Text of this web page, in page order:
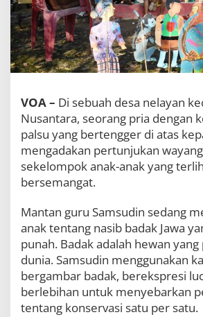
a
r
G
u
n
a
n
W
a
y
a
n
t
u
k
A
j
a
r
k
VOA – Di sebuah desa nelayan
Nusantara, seorang pria dengan
palsu yang bertengger di atas
mengadakan pertunjukan
sekelompok anak-anak yang
bersemangat.
Mantan guru Samsudin sedang
anak tentang nasib badak Jawa
punah. Badak adalah hewan yang
dunia. Samsudin menggunakan
bergambar badak, berekspresi
berlebihan untuk menyebarkan
tentang konservasi satu per satu.